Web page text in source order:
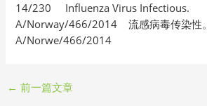
14/230 Influenza Virus Infectious.
A/Norway/466/2014 流感病毒传染性。
A/Norwe/466/2014
← 前一篇文章